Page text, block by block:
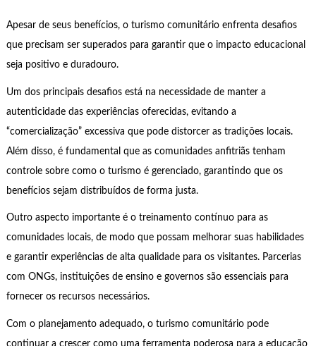
Apesar de seus benefícios, o turismo comunitário enfrenta desafios
que precisam ser superados para garantir que o impacto educacional
seja positivo e duradouro.
Um dos principais desafios está na necessidade de manter a
autenticidade das experiências oferecidas, evitando a
“comercialização” excessiva que pode distorcer as tradições locais.
Além disso, é fundamental que as comunidades anfitriãs tenham
controle sobre como o turismo é gerenciado, garantindo que os
benefícios sejam distribuídos de forma justa.
Outro aspecto importante é o treinamento contínuo para as
comunidades locais, de modo que possam melhorar suas habilidades
e garantir experiências de alta qualidade para os visitantes. Parcerias
com ONGs, instituições de ensino e governos são essenciais para
fornecer os recursos necessários.
Com o planejamento adequado, o turismo comunitário pode
continuar a crescer como uma ferramenta poderosa para a educação